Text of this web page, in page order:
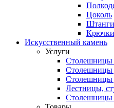
Цоколь
Крючки
Искусственный камень
Услуги
Столешницы
Столешницы
Столешницы
Лестницы,
Столешницы